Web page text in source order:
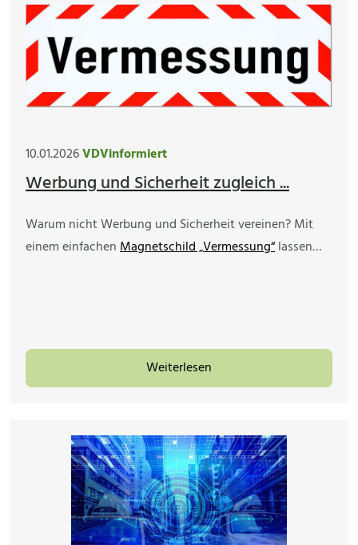
10.01.2026VDVinformiert
Werbung und Sicherheit zugleich ...
Warum nicht Werbung und Sicherheit vereinen? Mit
einem einfachenMagnetschild „Vermessung“lassen…
Weiterlesen